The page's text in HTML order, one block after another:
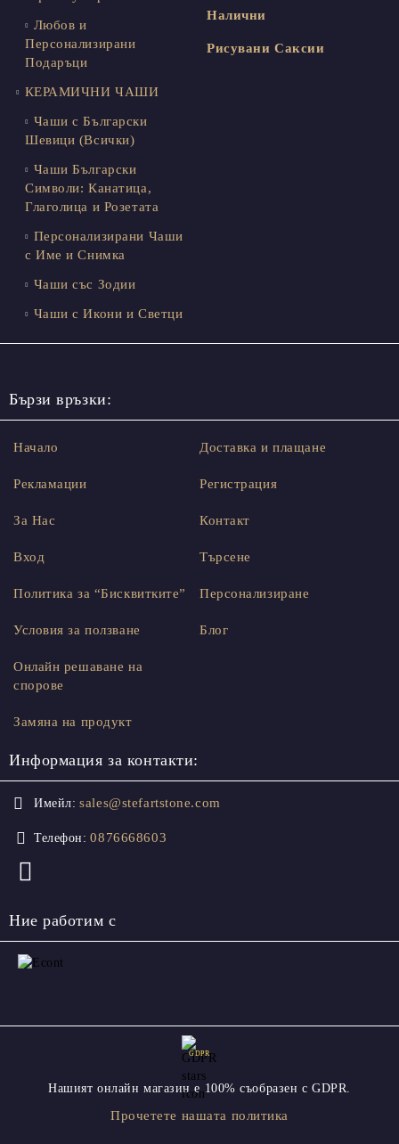
Любов и
Персонализирани
Подаръци
КЕРАМИЧНИ ЧАШИ
Чаши с Български
Шевици (Всички)
Чаши Български
Символи: Канатица,
Глаголица и Розетата
Персонализирани Чаши
с Име и Снимка
Чаши със Зодии
Чаши с Икони и Светци
Налични
Рисувани Саксии
Бързи връзки:
Начало
Рекламации
За Нас
Вход
Доставка и плащане
Регистрация
Контакт
Търсене
Политика за “Бисквитките”
Условия за ползване
Онлайн решаване на
спорове
Замяна на продукт
Персонализиране
Блог
Информация за контакти:
Имейл: sales@stefartstone.com
Телефон: 0876668603
Ние работим с
GDPR
Нашият онлайн магазин е 100% съобразен с GDPR.
Прочетете нашата политика